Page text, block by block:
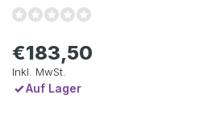
€183,50
Inkl. MwSt.
Auf Lager